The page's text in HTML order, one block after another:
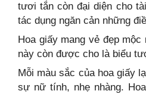
tươi tắn còn đại diện cho
tác dụng ngăn cản những
Hoa giấy mang vẻ đẹp
này còn được cho là biểu
Mỗi màu sắc của hoa giấy
sự nữ tính, nhẹ nhàng.